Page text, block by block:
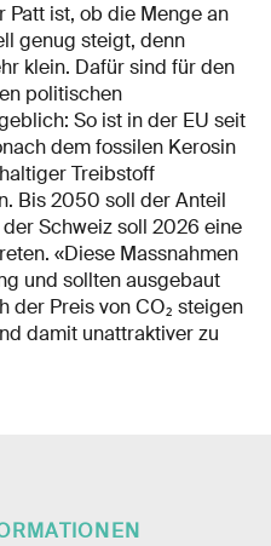
Patt ist, ob die Menge an
genug steigt, denn
klein. Dafür sind für den
politischen
So ist in der EU seit
dem fossilen Kerosin
Treibstoff
Bis 2050 soll der Anteil
Schweiz soll 2026 eine
«Diese Massnahmen
und sollten ausgebaut
der Preis von CO₂ steigen
damit unattraktiver zu